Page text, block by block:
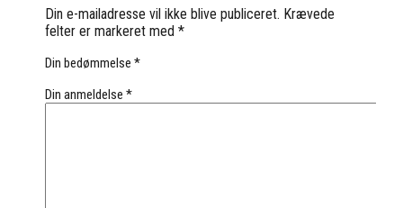
Din e-mailadresse vil ikke blive publiceret. Krævede
felter er markeret med *
Din bedømmelse *
Din anmeldelse *